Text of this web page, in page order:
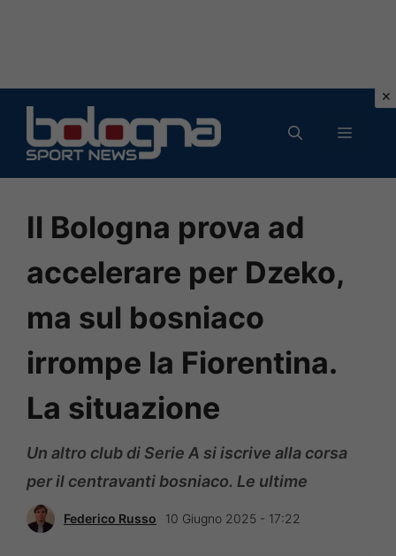
contenuto
MENU
Il Bologna prova ad
accelerare per Dzeko,
ma sul bosniaco
irrompe la Fiorentina.
La situazione
Un altro club di Serie A si iscrive alla corsa
per il centravanti bosniaco. Le ultime
Federico Russo 10 Giugno 2025 - 17:22